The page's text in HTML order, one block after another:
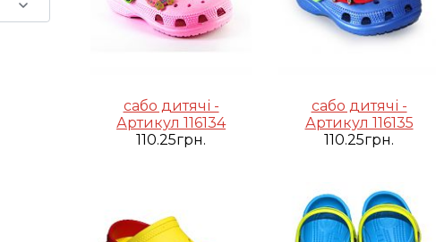
сабо дитячі -
Артикул 116134
110.25грн.
сабо дитячі -
Артикул 116135
110.25грн.